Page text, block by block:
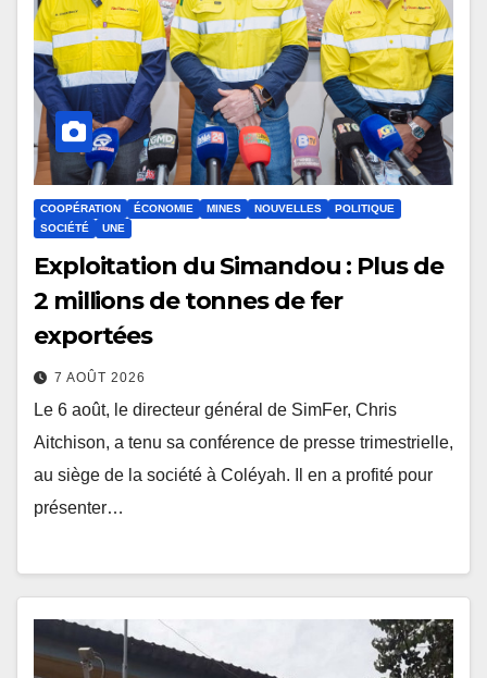
COOPÉRATION ÉCONOMIE MINES NOUVELLES
POLITIQUE
SOCIÉTÉ
UNE
Exploitation du Simandou : Plus de
2 millions de tonnes de fer
exportées
7 AOÛT 2026
Le 6 août, le directeur général de SimFer, Chris
Aitchison, a tenu sa conférence de presse trimestrielle,
au siège de la société à Coléyah. Il en a profité pour
présenter…